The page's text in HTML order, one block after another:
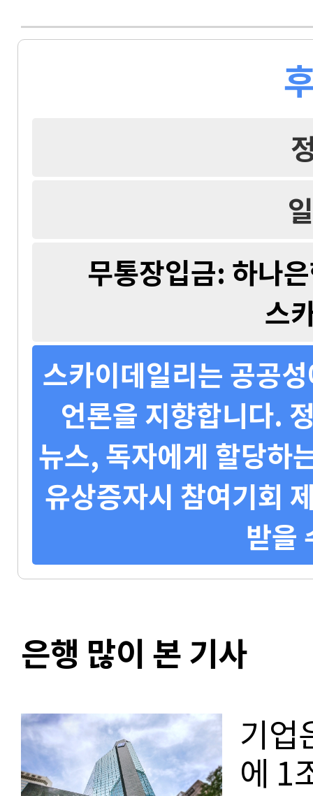
무통장입금: 하나
스
스카이데일리는 공공
언론을 지향합니다.
뉴스, 독자에게 할당하
유상증자시 참여기회
받을
은행 많이 본 기사
기업
에 1